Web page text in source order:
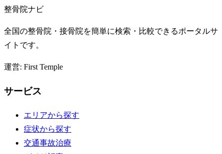
整骨院ナビ
全国の整骨院・接骨院を簡単に検索・比較できるポータルサ
イトです。
運営: First Temple
サービス
エリアから探す
症状から探す
交通事故治療